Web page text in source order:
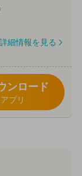
詳細情報を見る
ンロード
プリ